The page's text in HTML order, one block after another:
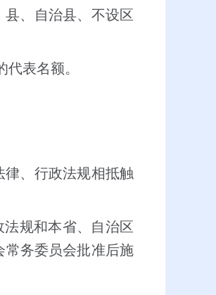
、自治县、不设区
表名额。
、行政法规相抵触
规和本省、自治区
常务委员会批准后施